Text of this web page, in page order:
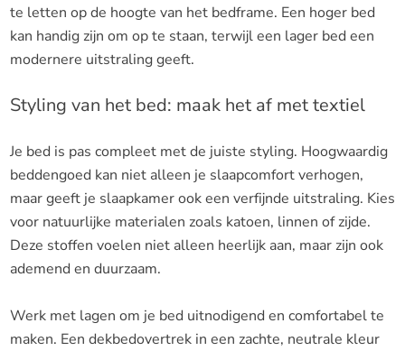
te letten op de hoogte van het bedframe. Een hoger bed
kan handig zijn om op te staan, terwijl een lager bed een
modernere uitstraling geeft.
Styling van het bed: maak het af met textiel
Je bed is pas compleet met de juiste styling. Hoogwaardig
beddengoed kan niet alleen je slaapcomfort verhogen,
maar geeft je slaapkamer ook een verfijnde uitstraling. Kies
voor natuurlijke materialen zoals katoen, linnen of zijde.
Deze stoffen voelen niet alleen heerlijk aan, maar zijn ook
ademend en duurzaam.
Werk met lagen om je bed uitnodigend en comfortabel te
maken. Een dekbedovertrek in een zachte, neutrale kleur